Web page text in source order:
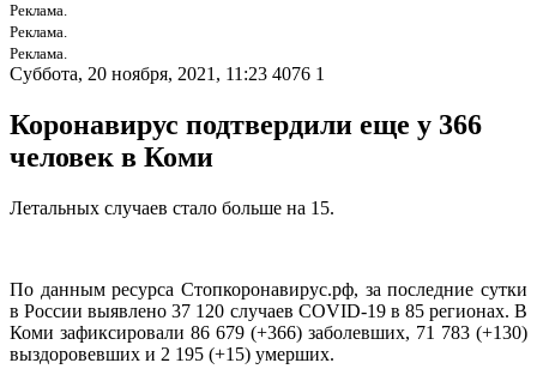
Реклама.
Реклама.
Реклама.
Суббота, 20 ноября, 2021, 11:23 4076 1
Коронавирус подтвердили еще у 366
человек в Коми
Летальных случаев стало больше на 15.
По данным ресурса Стопкоронавирус.рф, за последние сутки
в России выявлено 37 120 случаев COVID-19 в 85 регионах. В
Коми зафиксировали 86 679 (+366) заболевших, 71 783 (+130)
выздоровевших и 2 195 (+15) умерших.